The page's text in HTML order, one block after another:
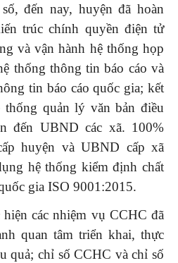
đến nay, huyện đã hoàn
trúc chính quyền điện tử
và vận hành hệ thống họp
thống thông tin báo cáo và
tin báo cáo quốc gia; kết
quản lý văn bản điều
đến UBND các xã. 100%
huyện và UBND cấp xã
hệ thống kiểm định chất
gia ISO 9001:2015.
các nhiệm vụ CCHC đã
quan tâm triển khai, thực
quả; chỉ số CCHC và chỉ số